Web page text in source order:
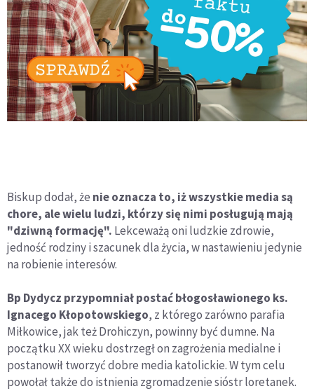
Biskup dodał, że nie oznacza to, iż wszystkie media są
chore, ale wielu ludzi, którzy się nimi posługują mają
"dziwną formację". Lekceważą oni ludzkie zdrowie,
jedność rodziny i szacunek dla życia, w nastawieniu jedynie
na robienie interesów.
Bp Dydycz przypomniał postać błogosławionego ks.
Ignacego Kłopotowskiego, z którego zarówno parafia
Miłkowice, jak też Drohiczyn, powinny być dumne. Na
początku XX wieku dostrzegł on zagrożenia medialne i
postanowił tworzyć dobre media katolickie. W tym celu
powołał także do istnienia zgromadzenie sióstr loretanek.